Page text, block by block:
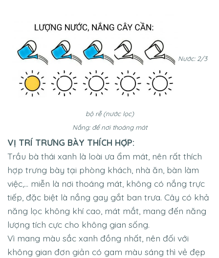
Nước: 2/3
bộ rễ (nước lọc)
Nắng: để nơi thoáng mát
VỊ TRÍ TRƯNG BÀY THÍCH HỢP:
Trầu bà thái xanh là loài ưa ẩm mát, nên rất thích
hợp trưng bày tại phòng khách, nhà ăn, bàn làm
việc,… miễn là nơi thoáng mát, không có nắng trực
tiếp, đặc biệt là nắng gay gắt ban trưa. Cây có khả
năng lọc không khí cao, mát mắt, mang đến năng
lượng tích cực cho không gian sống.
Vì mang màu sắc xanh đồng nhất, nên đối với
không gian đơn giản có gam màu sáng thì vẻ đẹp